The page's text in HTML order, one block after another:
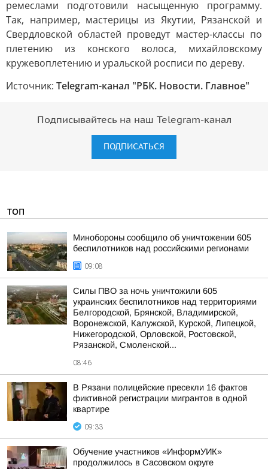
ремеслами подготовили насыщенную программу.
Так, например, мастерицы из Якутии, Рязанской и
Свердловской областей проведут мастер-классы по
плетению из конского волоса, михайловскому
кружевоплетению и уральской росписи по дереву.
Источник: Telegram-канал "РБК. Новости. Главное"
Подписывайтесь на наш Telegram-канал
ПОДПИСАТЬСЯ
ТОП
Минобороны сообщило об уничтожении 605
беспилотников над российскими регионами
09:08
Силы ПВО за ночь уничтожили 605
украинских беспилотников над территориями
Белгородской, Брянской, Владимирской,
Воронежской, Калужской, Курской, Липецкой,
Нижегородской, Орловской, Ростовской,
Рязанской, Смоленской...
08:46
В Рязани полицейские пресекли 16 фактов
фиктивной регистрации мигрантов в одной
квартире
09:33
Обучение участников «ИнформУИК»
продолжилось в Сасовском округе